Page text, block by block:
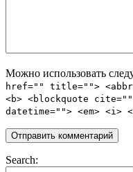
Можно использовать
href="" title="">
<b> <blockquote
datetime=""> <em>
Search: